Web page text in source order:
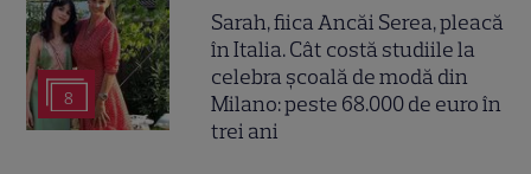
8
Sarah, fiica Ancăi Serea, pleacă
în Italia. Cât costă studiile la
celebra școală de modă din
Milano: peste 68.000 de euro în
trei ani